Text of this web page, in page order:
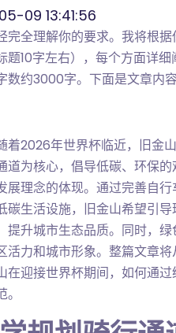
09 13:41:56
完全理解你的要求。我将根
题10字左右），每个方面详
数约3000字。下面是文章内容
着2026年世界杯临近，旧金
道为核心，倡导低碳、环保
展理念的体现。通过完善自
碳生活设施，旧金山希望引
提升城市生态品质。同时，
活力和城市形象。整篇文章
在迎接世界杯期间，如何通